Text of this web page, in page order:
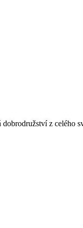
z celého